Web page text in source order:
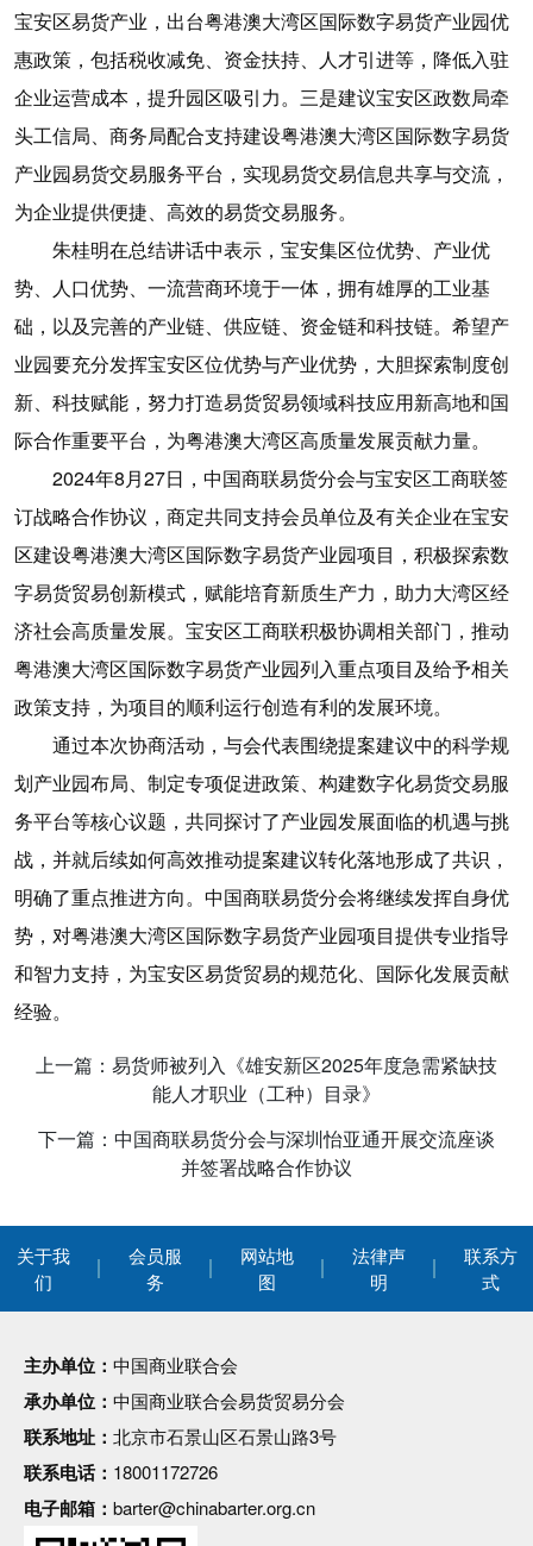
宝安区易货产业，出台粤港澳大湾区国际数字易货产业园优
惠政策，包括税收减免、资金扶持、人才引进等，降低入驻
企业运营成本，提升园区吸引力。三是建议宝安区政数局牵
头工信局、商务局配合支持建设粤港澳大湾区国际数字易货
产业园易货交易服务平台，实现易货交易信息共享与交流，
为企业提供便捷、高效的易货交易服务。
朱桂明在总结讲话中表示，宝安集区位优势、产业优
势、人口优势、一流营商环境于一体，拥有雄厚的工业基
础，以及完善的产业链、供应链、资金链和科技链。希望产
业园要充分发挥宝安区位优势与产业优势，大胆探索制度创
新、科技赋能，努力打造易货贸易领域科技应用新高地和国
际合作重要平台，为粤港澳大湾区高质量发展贡献力量。
2024年8月27日，中国商联易货分会与宝安区工商联签
订战略合作协议，商定共同支持会员单位及有关企业在宝安
区建设粤港澳大湾区国际数字易货产业园项目，积极探索数
字易货贸易创新模式，赋能培育新质生产力，助力大湾区经
济社会高质量发展。宝安区工商联积极协调相关部门，推动
粤港澳大湾区国际数字易货产业园列入重点项目及给予相关
政策支持，为项目的顺利运行创造有利的发展环境。
通过本次协商活动，与会代表围绕提案建议中的科学规
划产业园布局、制定专项促进政策、构建数字化易货交易服
务平台等核心议题，共同探讨了产业园发展面临的机遇与挑
战，并就后续如何高效推动提案建议转化落地形成了共识，
明确了重点推进方向。中国商联易货分会将继续发挥自身优
势，对粤港澳大湾区国际数字易货产业园项目提供专业指导
和智力支持，为宝安区易货贸易的规范化、国际化发展贡献
经验。
上一篇：易货师被列入《雄安新区2025年度急需紧缺技
能人才职业（工种）目录》
下一篇：中国商联易货分会与深圳怡亚通开展交流座谈
并签署战略合作协议
关于我
们
会员服
务
网站地
图
法律声
明
联系方
式
主办单位： 中国商业联合会
承办单位： 中国商业联合会易货贸易分会
联系地址： 北京市石景山区石景山路3号
联系电话： 18001172726
电子邮箱： barter@chinabarter.org.cn